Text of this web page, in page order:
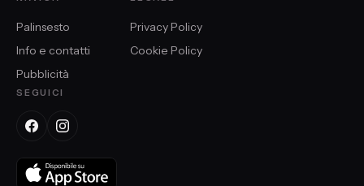
Palinsesto
Info e contatti
Pubblicità
Privacy Policy
Cookie Policy
SEGUICI